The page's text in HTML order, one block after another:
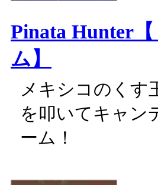
Pinata Hunter
ム】
メキシコのくす
を叩いてキャン
ーム！